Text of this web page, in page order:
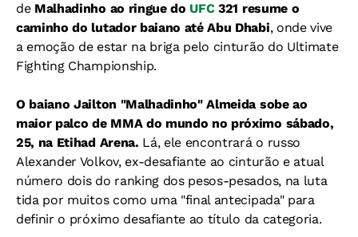
de Malhadinho ao ringue do UFC321 resume o
caminho do lutador baiano até Abu Dhabi, onde vive
a emoção de estar na briga pelo cinturão do Ultimate
Fighting Championship.
O baiano Jailton "Malhadinho" Almeida sobe ao
maior palco de MMA do mundo no próximo sábado,
25, na Etihad Arena. Lá, ele encontrará o russo
Alexander Volkov, ex-desafiante ao cinturão e atual
número dois do ranking dos pesos-pesados, na luta
tida por muitos como uma "final antecipada" para
definir o próximo desafiante ao título da categoria.